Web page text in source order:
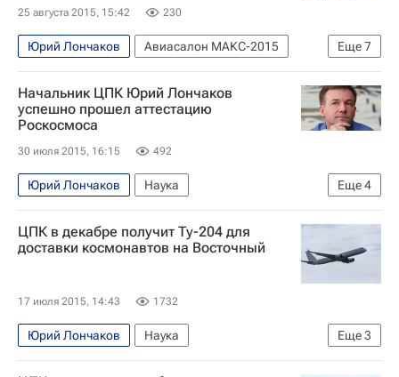
25 августа 2015, 15:42 230
Еще7
Юрий Лончаков
Авиасалон МАКС-2015
Европа
Весь мир
Центр подготовки космонавтов
МАКС-2015
Начальник ЦПК Юрий Лончаков
успешно прошел аттестацию
Роскосмоса
30 июля 2015, 16:15 492
Еще4
Юрий Лончаков
Наука
Космос - РИА Наука
Европа
Весь мир
Россия
ЦПК в декабре получит Ту-204 для
доставки космонавтов на Восточный
17 июля 2015, 14:43 1732
Еще3
Юрий Лончаков
Наука
Космос - РИА Наука